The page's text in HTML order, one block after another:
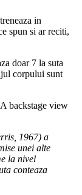
in
spun si ar reciti,
doar 7 la suta
corpului sunt
backstage view
1967) a
unei alte
la nivel
conteaza